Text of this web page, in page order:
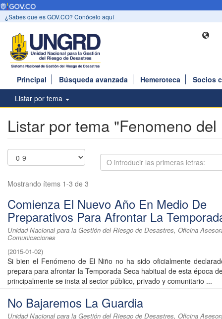
¿Sabes que es GOV.CO? Conócelo aquí
Principal Búsqueda avanzada Hemeroteca
Socios
Listar por tema
Listar por tema "Fenomeno del
Mostrando ítems 1-3 de 3
Comienza El Nuevo Año En Medio De
Preparativos Para Afrontar La
Unidad Nacional para la Gestión del Riesgo de Desastres, Oficina
Comunicaciones
(2015-01-02)
Si bien el Fenómeno de El Niño no ha sido oficialmente
prepara para afrontar la Temporada Seca habitual de esta época
principalmente se insta al sector público, privado y comunitario ...
No Bajaremos La Guardia
Unidad Nacional para la Gestión del Riesgo de Desastres, Oficina